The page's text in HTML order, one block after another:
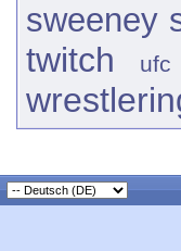
sweeney
twitch ufc